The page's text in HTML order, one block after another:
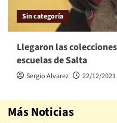
Sin categoría
Llegaron las
escuelas de Salta
Sergio Alvarez 22/12/2021
Más Noticias